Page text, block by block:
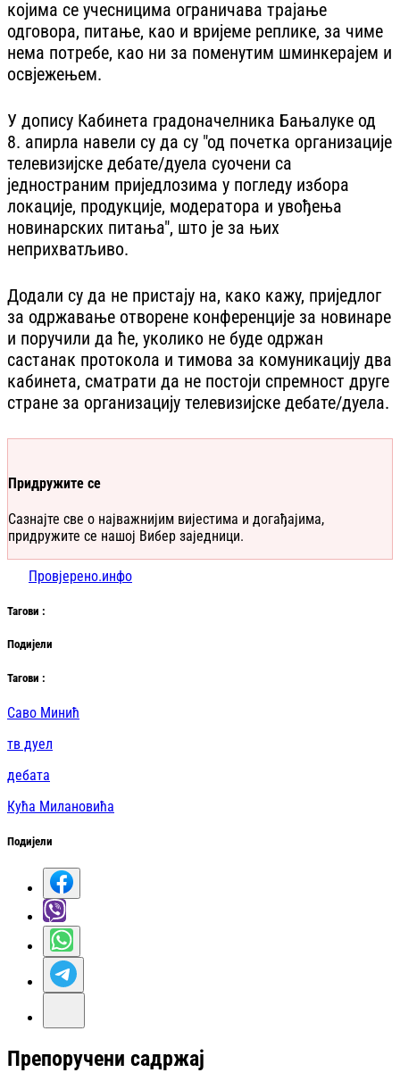
којима се учесницима ограничава трајање
одговора, питање, као и вријеме реплике, за чиме
нема потребе, као ни за поменутим шминкерајем и
освјежењем.
У допису Кабинета градоначелника Бањалуке од
8. апирла навели су да су "од почетка организације
телевизијске дебате/дуела суочени са
једностраним приједлозима у погледу избора
локације, продукције, модератора и увођења
новинарских питања", што је за њих
неприхватљиво.
Додали су да не пристају на, како кажу, приједлог
за одржавање отворене конференције за новинаре
и поручили да ће, уколико не буде одржан
састанак протокола и тимова за комуникацију два
кабинета, сматрати да не постоји спремност друге
стране за организацију телевизијске дебате/дуела.
Придружите се
Сазнајте све о најважнијим вијестима и догађајима,
придружите се нашој Вибер заједници.
Провјерено.инфо
Тагови :
Подијели
Тагови :
Саво Минић
тв дуел
дебата
Кућа Милановића
Подијели
Препоручени садржај